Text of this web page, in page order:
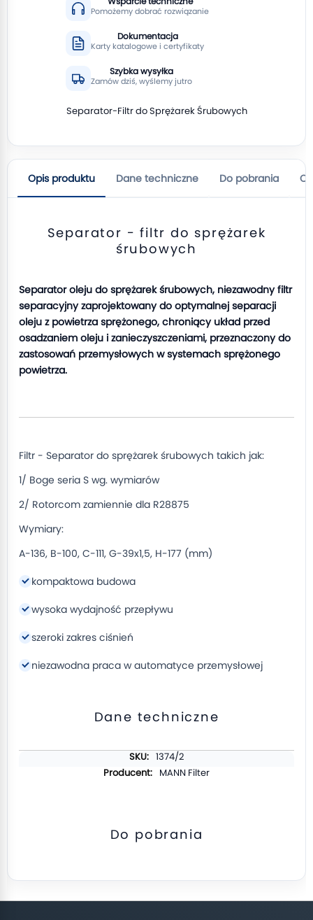
Pomożemy dobrać rozwiązanie
Dokumentacja
Karty katalogowe i certyfikaty
Szybka wysyłka
Zamów dziś, wyślemy jutro
Separator-Filtr do Sprężarek Śrubowych
Opis produktu Dane techniczne Do pobrania
Separator - filtr do sprężarek
śrubowych
Separator oleju do sprężarek śrubowych, niezawodny filtr
separacyjny zaprojektowany do optymalnej separacji
oleju z powietrza sprężonego, chroniący układ przed
osadzaniem oleju i zanieczyszczeniami, przeznaczony do
zastosowań przemysłowych w systemach sprężonego
powietrza.
Filtr - Separator do sprężarek śrubowych takich jak:
1/ Boge seria S wg. wymiarów
2/ Rotorcom zamiennie dla R28875
Wymiary:
A-136, B-100, C-111, G-39x1,5, H-177 (mm)
kompaktowa budowa
wysoka wydajność przepływu
szeroki zakres ciśnień
niezawodna praca w automatyce przemysłowej
Dane techniczne
1374/2
MANN Filter
Do pobrania